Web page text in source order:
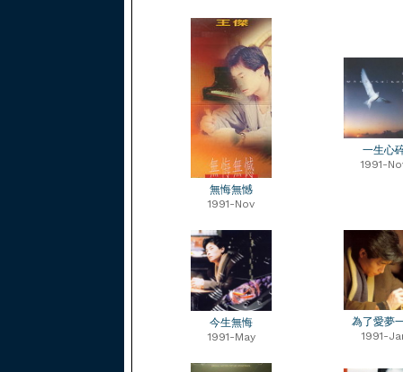
無悔無憾
1991-Nov
一生心
1991-
今生無悔
1991-May
為了愛夢
1991-